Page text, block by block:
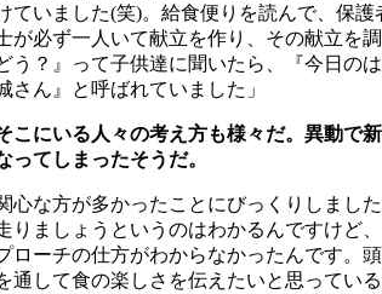
ていました(笑)。給食便りを読んで、保
が必ず一人いて献立を作り、その献立を
う？』って子供達に聞いたら、『今日の
さん』と呼ばれていました」
こにいる人々の考え方も様々だ。異動で
ってしまったそうだ。
心な方が多かったことにびっくりしま
りましょうというのはわかるんですけど
ローチの仕方がわからなかったんです。
通して食の楽しさを伝えたいと思ってい